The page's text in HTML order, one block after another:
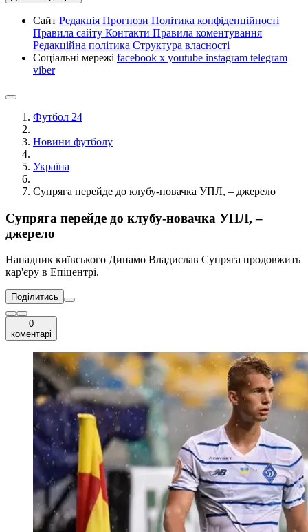
Сайт Редакція Прогнози Політика конфіденційності
Правила сайту Контакти Правила коментування
Редакційна політика Структура власності
Соціальні мережі facebook x youtube instagram telegram
viber
Футбол 24
Новини футболу
Україна
Супряга перейде до клубу-новачка УПЛ, – джерело
Супряга перейде до клубу-новачка УПЛ, –
джерело
Нападник київського Динамо Владислав Супряга продовжить
кар'єру в Епіцентрі.
Поділитись
0
коментарі